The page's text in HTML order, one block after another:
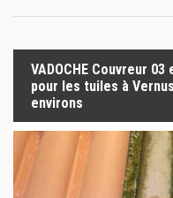
VADOCHE Couvreur
pour les tuiles à
environs